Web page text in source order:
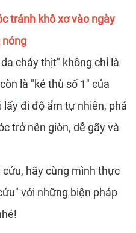
*
* tránh khô xơ vào ngày
nóng
cháy thịt" không chỉ là
là "kẻ thù số 1" của
đi độ ẩm tự nhiên, phá
trở nên giòn, dễ gãy và
hãy cùng mình thực
với những biện pháp